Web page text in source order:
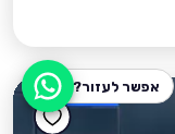
אפשר לעזור?